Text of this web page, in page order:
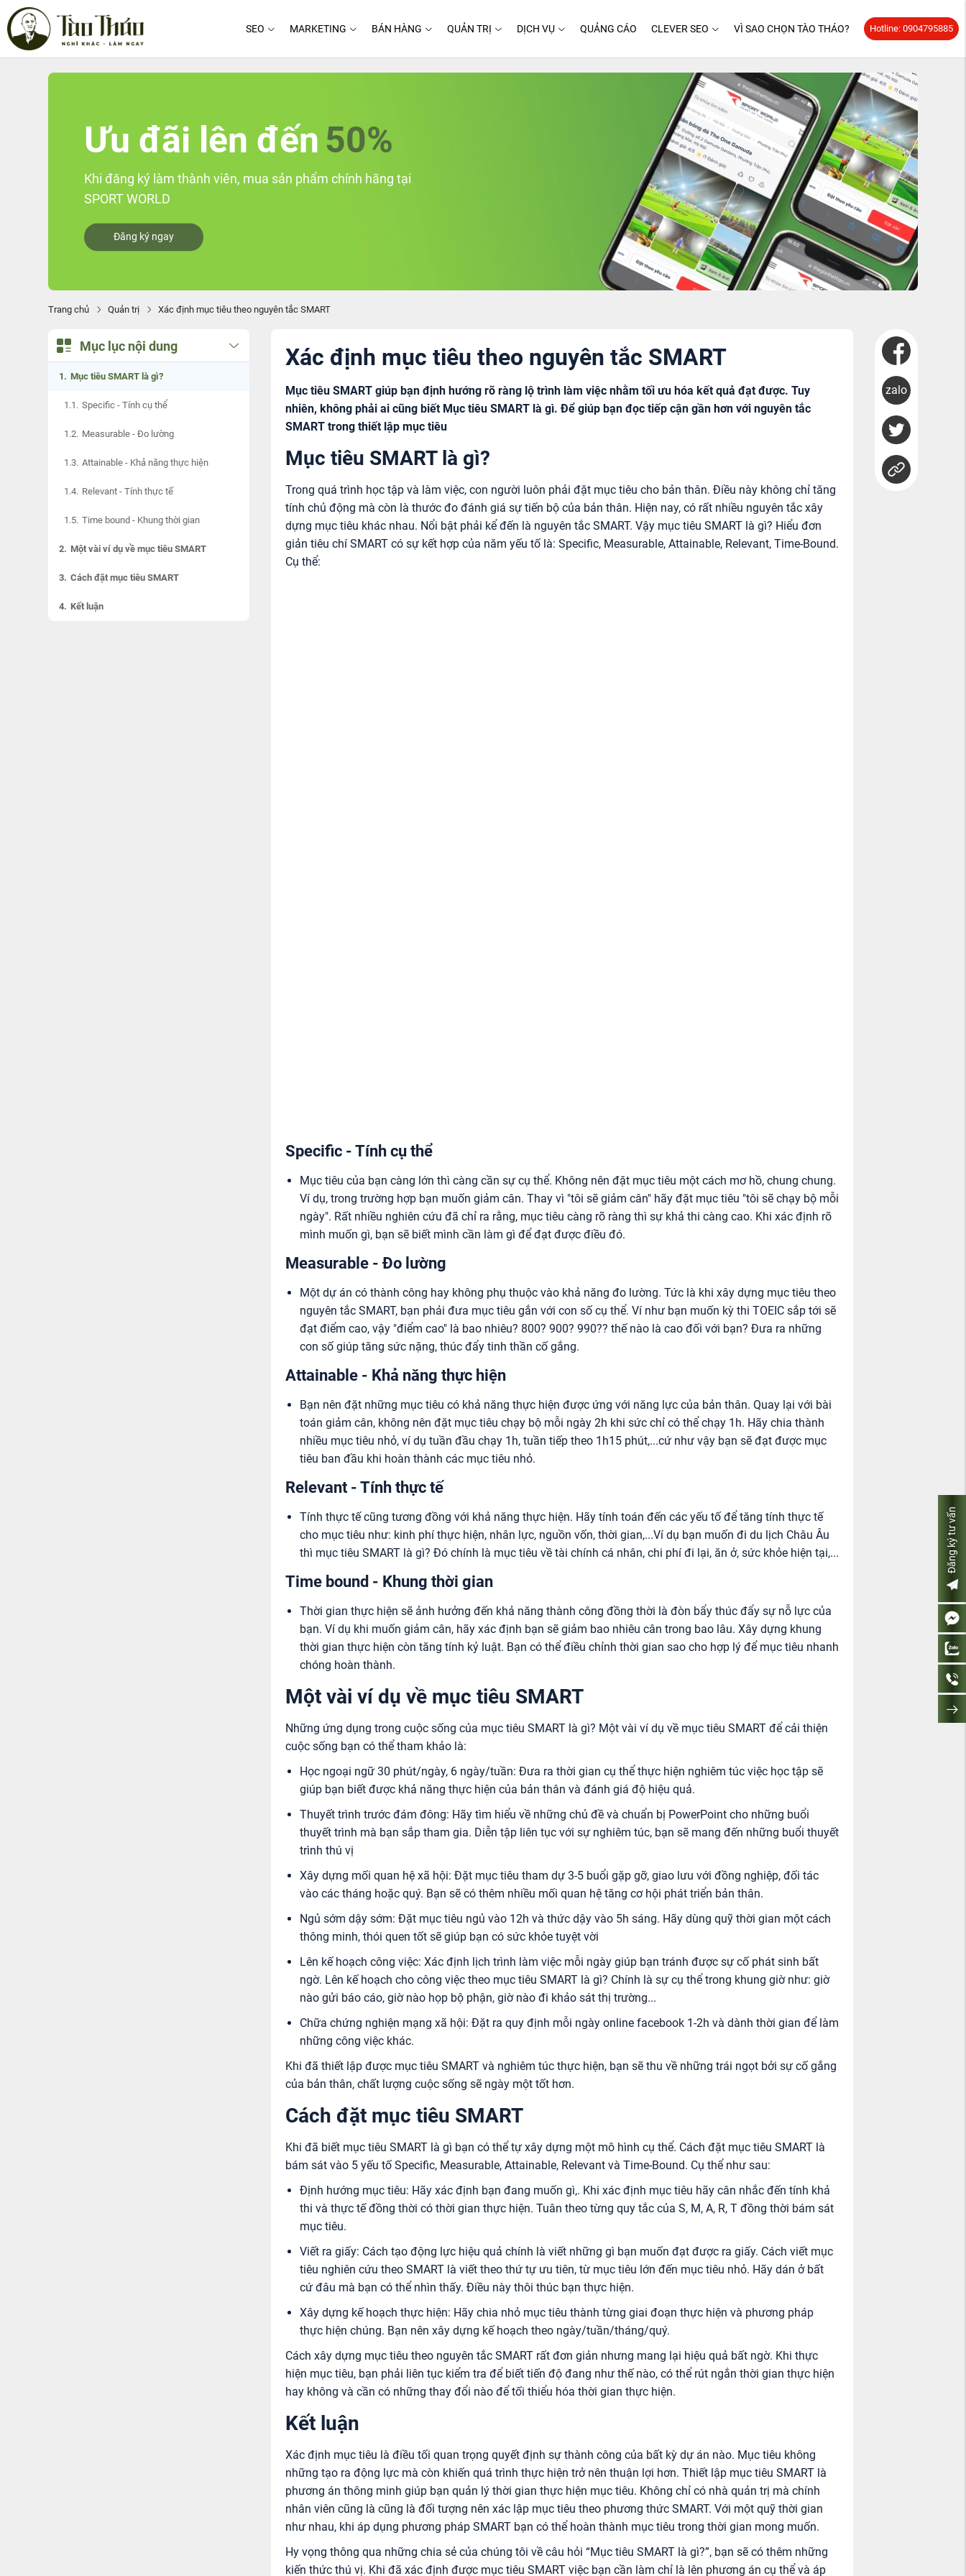
SEO MARKETING BÁN HÀNG QUẢN TRỊ DỊCH VỤ QUẢNG CÁO CLEVER SEO VÌ SAO CHỌN TÀO THÁO? Hotline: 0904795885
Ưu đãi lên đến 50%
Khi đăng ký làm thành viên, mua sản phẩm chính hãng tại
SPORT WORLD
Đăng ký ngay
Trang chủ Quản trị Xác định mục tiêu theo nguyên tắc SMART
Mục lục nội dung
Mục tiêu SMART là gì?
Specific - Tính cụ thể
Measurable - Đo lường
Attainable - Khả năng thực hiện
Relevant - Tính thực tế
Time bound - Khung thời gian
Một vài ví dụ về mục tiêu SMART
Cách đặt mục tiêu SMART
Kết luận
Xác định mục tiêu theo nguyên tắc SMART
Mục tiêu SMART giúp bạn định hướng rõ ràng lộ trình làm việc nhằm tối ưu hóa kết quả đạt được. Tuy
nhiên, không phải ai cũng biết Mục tiêu SMART là gì. Để giúp bạn đọc tiếp cận gần hơn với nguyên tắc
SMART trong thiết lập mục tiêu
Mục tiêu SMART là gì?
Trong quá trình học tập và làm việc, con người luôn phải đặt mục tiêu cho bản thân. Điều này không chỉ tăng
tính chủ động mà còn là thước đo đánh giá sự tiến bộ của bản thân. Hiện nay, có rất nhiều nguyên tắc xây
dựng mục tiêu khác nhau. Nổi bật phải kể đến là nguyên tắc SMART. Vậy mục tiêu SMART là gì? Hiểu đơn
giản tiêu chí SMART có sự kết hợp của năm yếu tố là: Specific, Measurable, Attainable, Relevant, Time-Bound.
Cụ thể:
Specific - Tính cụ thể
Mục tiêu của bạn càng lớn thì càng cần sự cụ thể. Không nên đặt mục tiêu một cách mơ hồ, chung chung.
Ví dụ, trong trường hợp bạn muốn giảm cân. Thay vì "tôi sẽ giảm cân" hãy đặt mục tiêu "tôi sẽ chạy bộ mỗi
ngày". Rất nhiều nghiên cứu đã chỉ ra rằng, mục tiêu càng rõ ràng thì sự khả thi càng cao. Khi xác định rõ
mình muốn gì, bạn sẽ biết mình cần làm gì để đạt được điều đó.
Measurable - Đo lường
Một dự án có thành công hay không phụ thuộc vào khả năng đo lường. Tức là khi xây dựng mục tiêu theo
nguyên tắc SMART, bạn phải đưa mục tiêu gắn với con số cụ thể. Ví như bạn muốn kỳ thi TOEIC sắp tới sẽ
đạt điểm cao, vậy "điểm cao" là bao nhiêu? 800? 900? 990?? thế nào là cao đối với bạn? Đưa ra những
con số giúp tăng sức nặng, thúc đẩy tinh thần cố gắng.
Attainable - Khả năng thực hiện
Bạn nên đặt những mục tiêu có khả năng thực hiện được ứng với năng lực của bản thân. Quay lại với bài
toán giảm cân, không nên đặt mục tiêu chạy bộ mỗi ngày 2h khi sức chỉ có thể chạy 1h. Hãy chia thành
nhiều mục tiêu nhỏ, ví dụ tuần đầu chạy 1h, tuần tiếp theo 1h15 phút,...cứ như vậy bạn sẽ đạt được mục
tiêu ban đầu khi hoàn thành các mục tiêu nhỏ.
Relevant - Tính thực tế
Tính thực tế cũng tương đồng với khả năng thực hiện. Hãy tính toán đến các yếu tố để tăng tính thực tế
cho mục tiêu như: kinh phí thực hiện, nhân lực, nguồn vốn, thời gian,...Ví dụ bạn muốn đi du lịch Châu Âu
thì mục tiêu SMART là gì? Đó chính là mục tiêu về tài chính cá nhân, chi phí đi lại, ăn ở, sức khỏe hiện tại,...
Time bound - Khung thời gian
Thời gian thực hiện sẽ ảnh hưởng đến khả năng thành công đồng thời là đòn bẩy thúc đẩy sự nỗ lực của
bạn. Ví dụ khi muốn giảm cân, hãy xác định bạn sẽ giảm bao nhiêu cân trong bao lâu. Xây dựng khung
thời gian thực hiện còn tăng tính kỷ luật. Bạn có thể điều chỉnh thời gian sao cho hợp lý để mục tiêu nhanh
chóng hoàn thành.
Một vài ví dụ về mục tiêu SMART
Những ứng dụng trong cuộc sống của mục tiêu SMART là gì? Một vài ví dụ về mục tiêu SMART để cải thiện
cuộc sống bạn có thể tham khảo là:
Học ngoại ngữ 30 phút/ngày, 6 ngày/tuần: Đưa ra thời gian cụ thể thực hiện nghiêm túc việc học tập sẽ
giúp bạn biết được khả năng thực hiện của bản thân và đánh giá độ hiệu quả.
Thuyết trình trước đám đông: Hãy tìm hiểu về những chủ đề và chuẩn bị PowerPoint cho những buổi
thuyết trình mà bạn sắp tham gia. Diễn tập liên tục với sự nghiêm túc, bạn sẽ mang đến những buổi thuyết
trình thú vị
Xây dựng mối quan hệ xã hội: Đặt mục tiêu tham dự 3-5 buổi gặp gỡ, giao lưu với đồng nghiệp, đối tác
vào các tháng hoặc quý. Bạn sẽ có thêm nhiều mối quan hệ tăng cơ hội phát triển bản thân.
Ngủ sớm dậy sớm: Đặt mục tiêu ngủ vào 12h và thức dậy vào 5h sáng. Hãy dùng quỹ thời gian một cách
thông minh, thói quen tốt sẽ giúp bạn có sức khỏe tuyệt vời
Lên kế hoạch công việc: Xác định lịch trình làm việc mỗi ngày giúp bạn tránh được sự cố phát sinh bất
ngờ. Lên kế hoạch cho công việc theo mục tiêu SMART là gì? Chính là sự cụ thể trong khung giờ như: giờ
nào gửi báo cáo, giờ nào họp bộ phận, giờ nào đi khảo sát thị trường...
Chữa chứng nghiện mạng xã hội: Đặt ra quy định mỗi ngày online facebook 1-2h và dành thời gian để làm
những công việc khác.
Khi đã thiết lập được mục tiêu SMART và nghiêm túc thực hiện, bạn sẽ thu về những trái ngọt bởi sự cố gắng
của bản thân, chất lượng cuộc sống sẽ ngày một tốt hơn.
Cách đặt mục tiêu SMART
Khi đã biết mục tiêu SMART là gì bạn có thể tự xây dựng một mô hình cụ thể. Cách đặt mục tiêu SMART là
bám sát vào 5 yếu tố Specific, Measurable, Attainable, Relevant và Time-Bound. Cụ thể như sau:
Định hướng mục tiêu: Hãy xác định bạn đang muốn gì,. Khi xác định mục tiêu hãy cân nhắc đến tính khả
thi và thực tế đồng thời có thời gian thực hiện. Tuân theo từng quy tắc của S, M, A, R, T đồng thời bám sát
mục tiêu.
Viết ra giấy: Cách tạo động lực hiệu quả chính là viết những gì bạn muốn đạt được ra giấy. Cách viết mục
tiêu nghiên cứu theo SMART là viết theo thứ tự ưu tiên, từ mục tiêu lớn đến mục tiêu nhỏ. Hãy dán ở bất
cứ đâu mà bạn có thể nhìn thấy. Điều này thôi thúc bạn thực hiện.
Xây dựng kế hoạch thực hiện: Hãy chia nhỏ mục tiêu thành từng giai đoạn thực hiện và phương pháp
thực hiện chúng. Bạn nên xây dựng kế hoạch theo ngày/tuần/tháng/quý.
Cách xây dựng mục tiêu theo nguyên tắc SMART rất đơn giản nhưng mang lại hiệu quả bất ngờ. Khi thực
hiện mục tiêu, bạn phải liên tục kiểm tra để biết tiến độ đang như thế nào, có thể rút ngắn thời gian thực hiện
hay không và cần có những thay đổi nào để tối thiểu hóa thời gian thực hiện.
Kết luận
Xác định mục tiêu là điều tối quan trọng quyết định sự thành công của bất kỳ dự án nào. Mục tiêu không
những tạo ra động lực mà còn khiến quá trình thực hiện trở nên thuận lợi hơn. Thiết lập mục tiêu SMART là
phương án thông minh giúp bạn quản lý thời gian thực hiện mục tiêu. Không chỉ có nhà quản trị mà chính
nhân viên cũng là cũng là đối tượng nên xác lập mục tiêu theo phương thức SMART. Với một quỹ thời gian
như nhau, khi áp dụng phương pháp SMART bạn có thể hoàn thành mục tiêu trong thời gian mong muốn.
Hy vọng thông qua những chia sẻ của chúng tôi về câu hỏi “Mục tiêu SMART là gì?”, bạn sẽ có thêm những
kiến thức thú vị. Khi đã xác định được mục tiêu SMART việc bạn cần làm chỉ là lên phương án cụ thể và áp
zalo
Đăng ký tư vấn